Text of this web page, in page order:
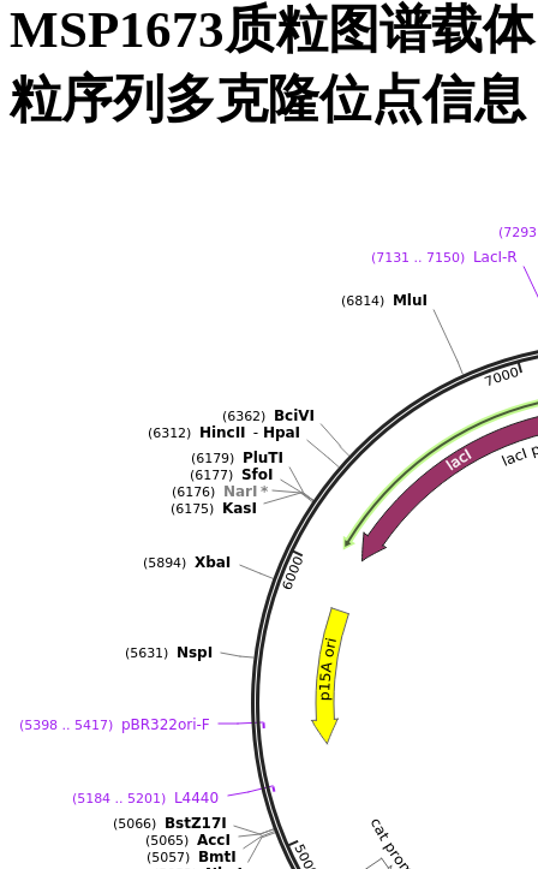
MSP1673质粒图谱载
粒序列多克隆位点信息